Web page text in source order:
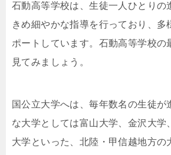
石動高等学校は、生徒一人ひとりの
きめ細やかな指導を行っており、多
ポートしています。石動高等学校の
見てみましょう。
国公立大学へは、毎年数名の生徒が
な大学としては富山大学、金沢大学
大学といった、北陸・甲信越地方の